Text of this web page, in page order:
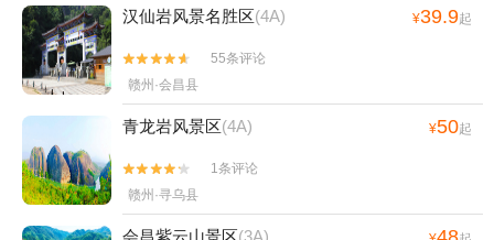
汉仙岩风景名胜区(4A) ¥39.9起


55条评论
赣州·会昌县
青龙岩风景区(4A) ¥50起


1条评论
赣州·寻乌县
会昌紫云山景区(3A)